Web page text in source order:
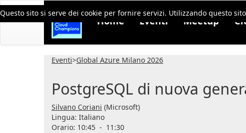
Questo sito si serve dei cookie per fornire servizi. Utilizzando questo
Home Eventi Meetup
Eventi>Global Azure Milano 2026
PostgreSQL di nuova
Silvano Coriani (Microsoft)
Lingua: Italiano
Orario: 10:45 - 11:30